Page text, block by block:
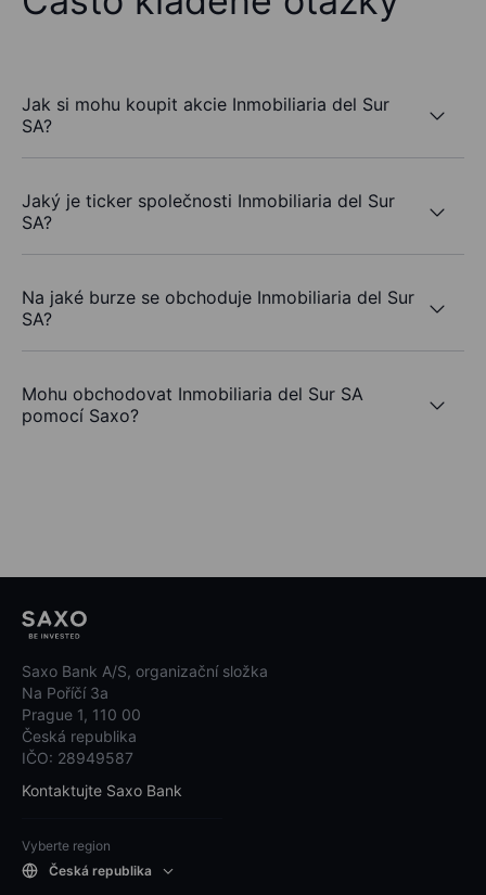
Jak si mohu koupit akcie Inmobiliaria del Sur
SA?
Jaký je ticker společnosti Inmobiliaria del Sur
SA?
Na jaké burze se obchoduje Inmobiliaria del Sur
SA?
Mohu obchodovat Inmobiliaria del Sur SA
pomocí Saxo?
Saxo Bank A/S, organizační složka
Na Poříčí 3a
Prague 1, 110 00
Česká republika
IČO: 28949587
Kontaktujte Saxo Bank
Vyberte region
Česká republika